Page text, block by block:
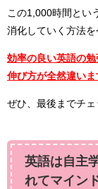
この1,000時間とい
消化していく方法を
効率の良い英語の
伸び方が全然違いま
ぜひ、最後までチェ
英語は自主
れてマイン